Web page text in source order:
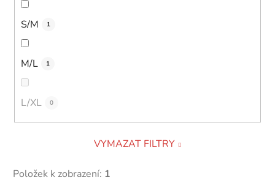
S/M 1
M/L 1
L/XL 0
VYMAZAT FILTRY
Položek k zobrazení: 1